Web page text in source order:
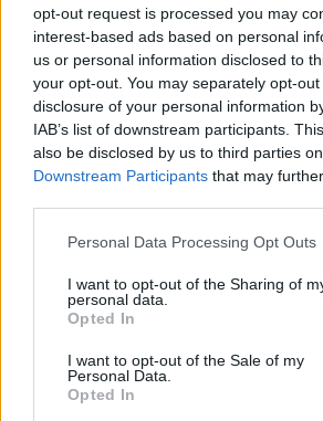
opt-out request is processed you may
interest-based ads based on personal
us or personal information disclosed to
your opt-out. You may separately opt-
disclosure of your personal information
IAB’s list of downstream participants.
also be disclosed by us to third parties
Downstream Participants that may
Personal Data Processing Opt Outs
I want to opt-out of the Sharing of
personal data.
Opted In
I want to opt-out of the Sale of my
Personal Data.
Opted In
Νέο Audi A2 e-tron με στόχο την κορυφή της
Mundo Deportivo για
Παναθηναϊκό: «Μια πεντάδα
Ευρώπη»
Εθνική
στη
Ελληνική Αναπτυξιακή Τράπεζα: Με «προίκα»
δρόμο για δάνεια έως 5 δισ. σε μικρομεσαίες